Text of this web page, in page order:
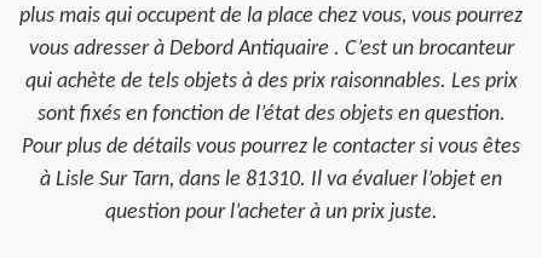
plus mais qui occupent de la place chez vous, vous pourrez
vous adresser à Debord Antiquaire . C’est un brocanteur
qui achète de tels objets à des prix raisonnables. Les prix
sont fixés en fonction de l’état des objets en question.
Pour plus de détails vous pourrez le contacter si vous êtes
à Lisle Sur Tarn, dans le 81310. Il va évaluer l’objet en
question pour l’acheter à un prix juste.